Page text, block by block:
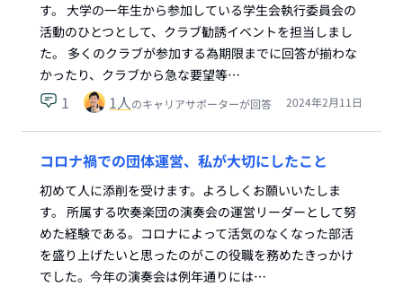
す。 大学の一年生から参加している学生会執行委員会の
活動のひとつとして、クラブ勧誘イベントを担当しまし
た。 多くのクラブが参加する為期限までに回答が揃わな
かったり、クラブから急な要望等…
1 1人のキャリアサポーターが回答 2024年2月11日
コロナ禍での団体運営、私が大切にしたこと
初めて人に添削を受けます。よろしくお願いいたしま
す。 所属する吹奏楽団の演奏会の運営リーダーとして努
めた経験である。コロナによって活気のなくなった部活
を盛り上げたいと思ったのがこの役職を務めたきっかけ
でした。今年の演奏会は例年通りには…